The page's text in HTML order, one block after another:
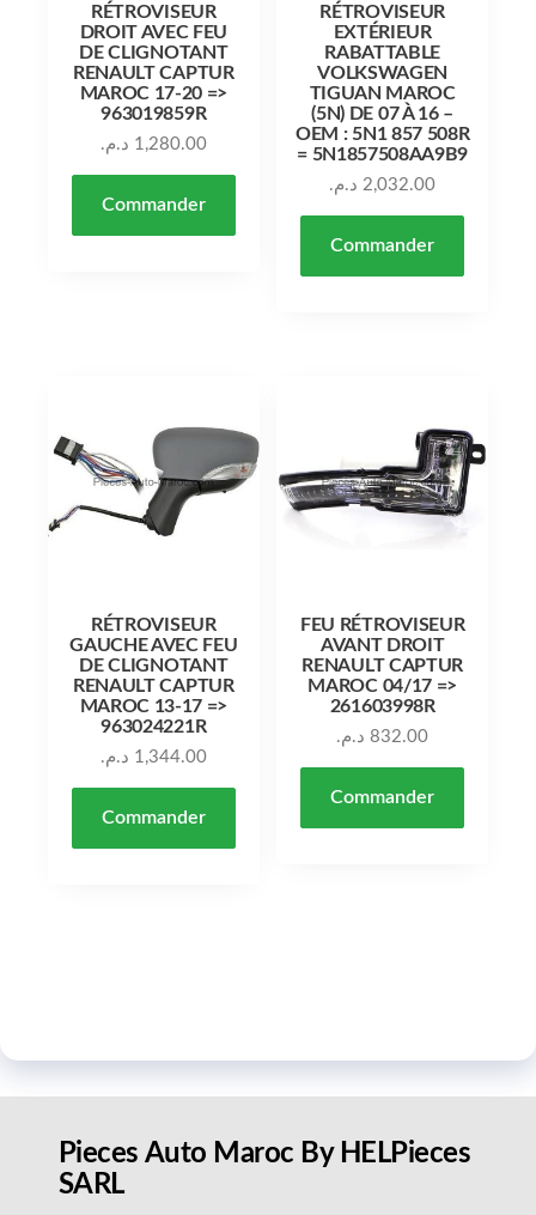
RÉTROVISEUR
DROIT AVEC FEU
DE CLIGNOTANT
RENAULT CAPTUR
MAROC 17-20 =>
963019859R
1,280.00 د.م.
Commander
RÉTROVISEUR
EXTÉRIEUR
RABATTABLE
VOLKSWAGEN
TIGUAN MAROC
(5N) DE 07 À 16 –
OEM : 5N1 857 508R
= 5N1857508AA9B9
2,032.00 د.م.
Commander
RÉTROVISEUR
GAUCHE AVEC FEU
DE CLIGNOTANT
RENAULT CAPTUR
MAROC 13-17 =>
963024221R
1,344.00 د.م.
Commander
FEU RÉTROVISEUR
AVANT DROIT
RENAULT CAPTUR
MAROC 04/17 =>
261603998R
832.00 د.م.
Commander
Pieces Auto Maroc By HELPieces
SARL